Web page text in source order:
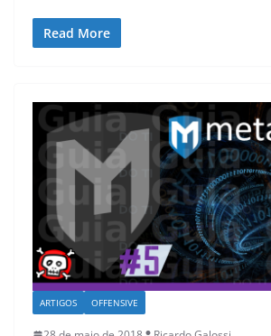
Read More
ARTIGOS OFFENSIVE